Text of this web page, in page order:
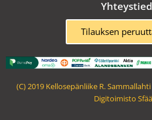
b
o
o
k
a
g
r
a
Tilauksen
(C) 2019 Kellosepänliike R.
Digitoimisto